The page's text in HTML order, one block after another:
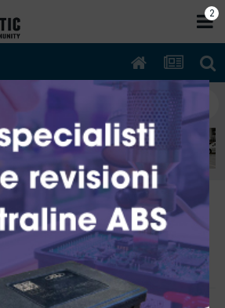
B 06/2000 1.199 cc Mot
Non parte a caldo
1